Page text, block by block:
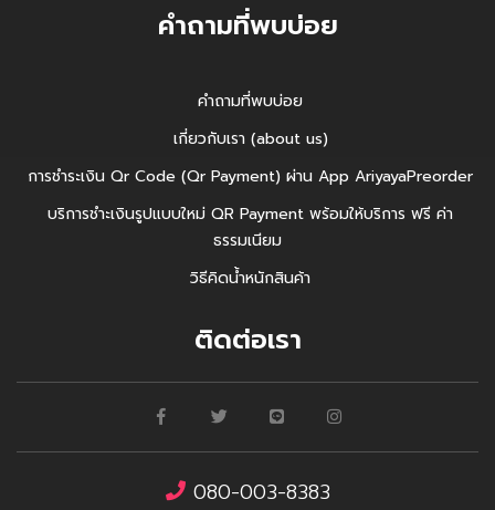
คำถามที่พบบ่อย
คำถามที่พบบ่อย
เกี่ยวกับเรา (about us)
การชำระเงิน Qr Code (Qr Payment) ผ่าน App AriyayaPreorder
บริการชำะเงินรูปแบบใหม่ QR Payment พร้อมให้บริการ ฟรี ค่า
ธรรมเนียม
วิธีคิดน้ำหนักสินค้า
ติดต่อเรา
080-003-8383